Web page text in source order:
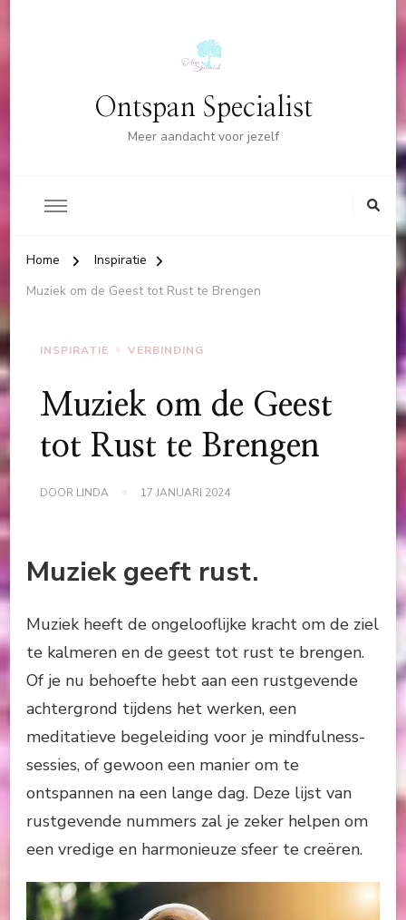
Ontspan Specialist
Meer aandacht voor jezelf
Home
Inspiratie
Muziek om de Geest tot Rust te Brengen
INSPIRATIE VERBINDING
Muziek om de Geest
tot Rust te Brengen
DOOR LINDA 17 JANUARI 2024
Muziek geeft rust.
Muziek heeft de ongelooflijke kracht om de ziel
te kalmeren en de geest tot rust te brengen.
Of je nu behoefte hebt aan een rustgevende
achtergrond tijdens het werken, een
meditatieve begeleiding voor je mindfulness-
sessies, of gewoon een manier om te
ontspannen na een lange dag. Deze lijst van
rustgevende nummers zal je zeker helpen om
een vredige en harmonieuze sfeer te creëren.